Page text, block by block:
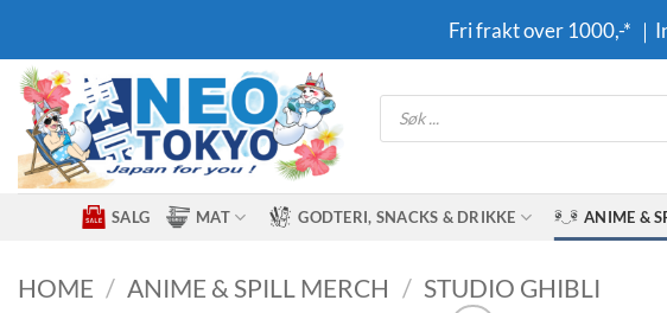
content
Fri frakt over 1000,-* ｜
Products
search
SALG MAT GODTERI, SNACKS & DRIKKE ANIME &
HOME / ANIME & SPILL MERCH / STUDIO GHIBLI